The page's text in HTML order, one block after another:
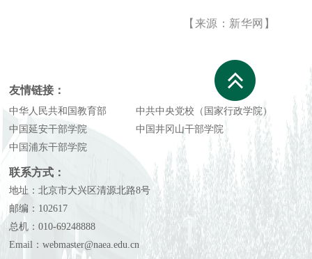
【来源：新华网】
友情链接：
中华人民共和国教育部
中共中央党校（国家行政学院）
中国延安干部学院
中国井冈山干部学院
中国浦东干部学院
联系方式：
地址：北京市大兴区清源北路8号
邮编：102617
总机：010-69248888
Email：webmaster@naea.edu.cn